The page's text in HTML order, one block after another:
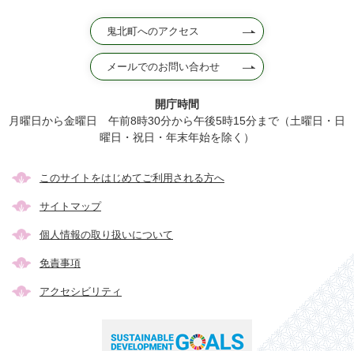
鬼北町へのアクセス
メールでのお問い合わせ
開庁時間
月曜日から金曜日 午前8時30分から午後5時15分まで（土曜日・日
曜日・祝日・年末年始を除く）
このサイトをはじめてご利用される方へ
サイトマップ
個人情報の取り扱いについて
免責事項
アクセシビリティ